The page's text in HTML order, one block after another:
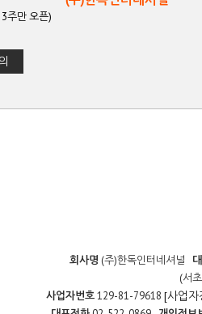
주만 오픈)
회사명 (주)한독인터네셔널
(서
사업자번호129-81-79618 [사업자